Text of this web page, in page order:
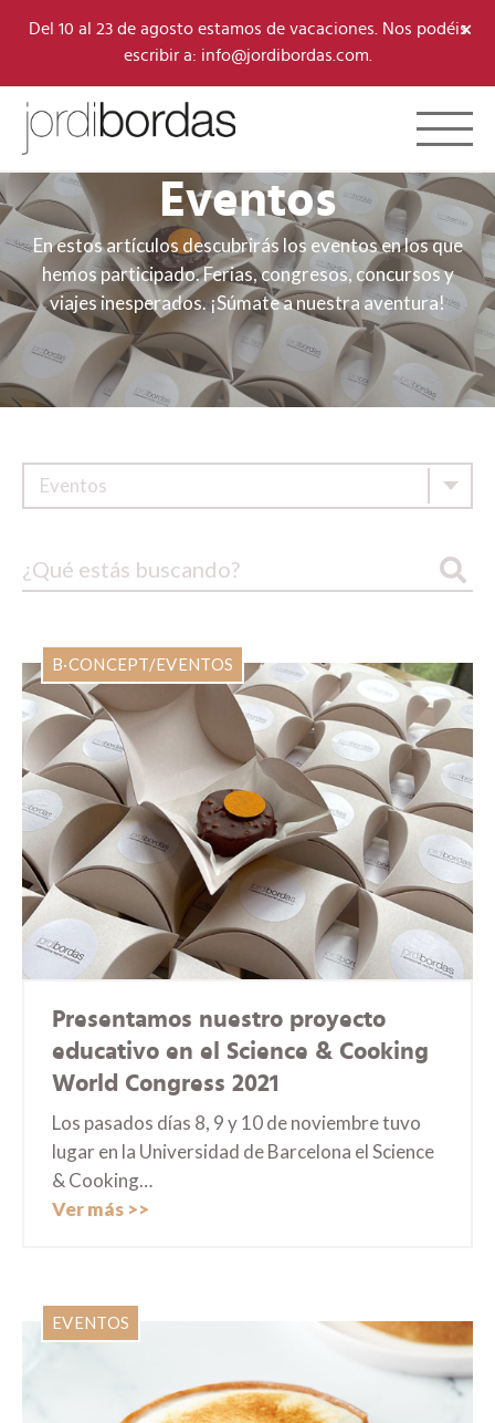
Del 10 al 23 de agosto estamos de vacaciones. Nos podéis
escribir a: info@jordibordas.com.
×
Toggle
Eventos
En estos artículos descubrirás los eventos en los que
hemos participado. Ferias, congresos, concursos y
viajes inesperados. ¡Súmate a nuestra aventura!
Eventos
B·CONCEPT/EVENTOS
Presentamos nuestro proyecto
educativo en el Science & Cooking
World Congress 2021
Los pasados días 8, 9 y 10 de noviembre tuvo
lugar en la Universidad de Barcelona el Science
& Cooking…
Ver más
EVENTOS